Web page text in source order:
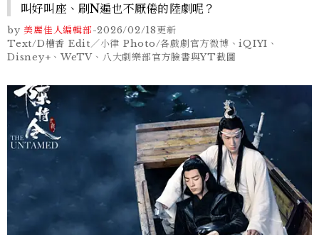
叫好叫座、刷N遍也不厭倦的陸劇呢？
by 美麗佳人編輯部-2026/02/18更新
Text/D槽香 Edit／小律 Photo/各戲劇官方微博、iQIYI、
Disney+、WeTV、八大劇樂部官方臉書與YT截圖